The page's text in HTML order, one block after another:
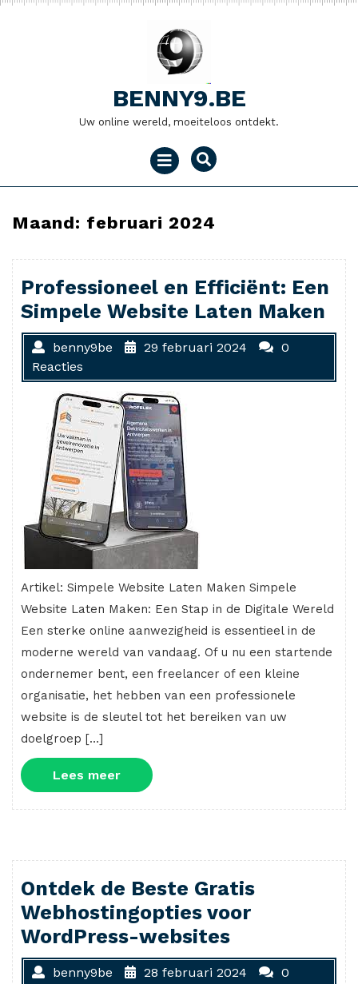
Naar
BENNY9.BE
Uw online wereld, moeiteloos ontdekt.
Menu
openen
Maand: februari 2024
Professioneel en Efficiënt: Een
Simpele Website Laten Maken
benny9be 29 februari 2024
0
Reacties
Artikel: Simpele Website Laten Maken Simpele
Website Laten Maken: Een Stap in de Digitale Wereld
Een sterke online aanwezigheid is essentieel in de
moderne wereld van vandaag. Of u nu een startende
ondernemer bent, een freelancer of een kleine
organisatie, het hebben van een professionele
website is de sleutel tot het bereiken van uw
doelgroep […]
Lees meerLees
meer
Ontdek de Beste Gratis
Webhostingopties voor
WordPress-websites
benny9be 28 februari 2024
0